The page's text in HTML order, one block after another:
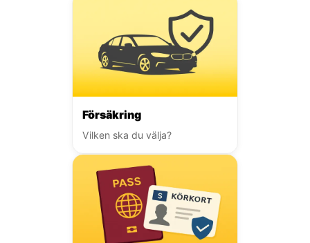
Försäkring
Vilken ska du välja?